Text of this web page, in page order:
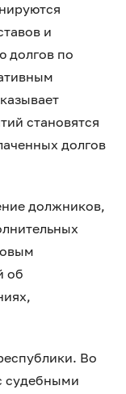
и
долгов по
становятся
долгов
должников,
об
Во
судебными